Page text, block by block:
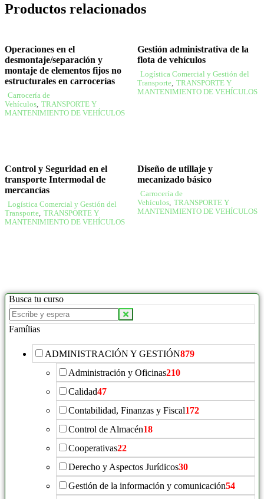
Productos relacionados
Operaciones en el
desmontaje/separación y
montaje de elementos fijos no
estructurales en carrocerías
Carrocería de
Vehículos TRANSPORTE Y
MANTENIMIENTO DE VEHÍCULOS
Gestión administrativa de la
flota de vehículos
Logística Comercial y Gestión del
Transporte, TRANSPORTE Y
MANTENIMIENTO DE VEHÍCULOS
Control y Seguridad en el
transporte Intermodal de
mercancías
Logística Comercial y Gestión del
Transporte, TRANSPORTE Y
MANTENIMIENTO DE VEHÍCULOS
Diseño de utillaje y
mecanizado básico
Carrocería de
Vehículos, TRANSPORTE Y
MANTENIMIENTO DE VEHÍCULOS
Busca tu curso
Famílias
ADMINISTRACIÓN Y GESTIÓN879
Administración y Oficinas210
Calidad47
Contabilidad, Finanzas y Fiscal172
Control de Almacén18
Cooperativas22
Derecho y Aspectos Jurídicos30
Gestión de la información y comunicación54